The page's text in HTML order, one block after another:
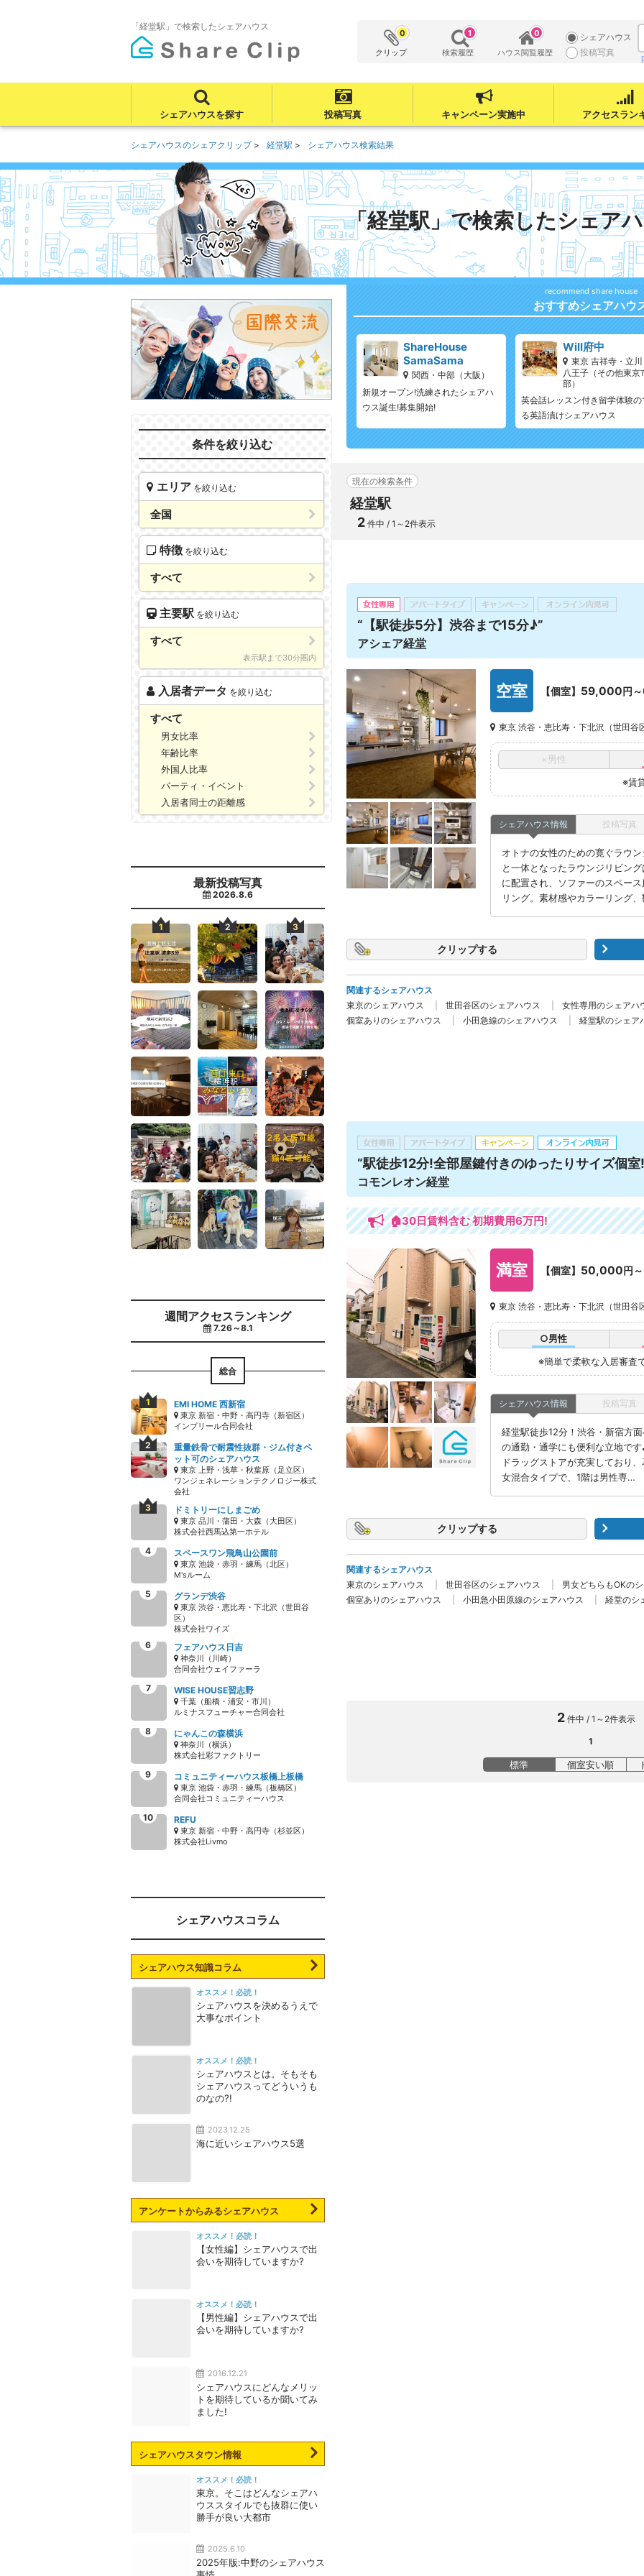
「経堂駅」で検索したシェアハウス
クリップ
0
検索履歴
1
ハウス閲覧履歴
0
シェアハウス
投稿写真
シェアハウスを探す 投稿写真 キャンペーン実施中 アクセスラン
シェアハウスのシェアクリップ 経堂駅 シェアハウス検索結果
「経堂駅」で検索したシェア
条件を絞り込む
エリア を絞り込む
全国
特徴 を絞り込む
すべて
主要駅 を絞り込む
すべて
表示駅まで30分圏内
入居者データ を絞り込む
すべて
男女比率
年齢比率
外国人比率
パーティ・イベント
入居者同士の距離感
最新投稿写真
2026.8.6
週間アクセスランキング
7.26～8.1
総合
EMI HOME 西新宿
東京 新宿・中野・高円寺（新宿区）
インプリール合同会社
重量鉄骨で耐震性抜群・ジム付きペ
ット可のシェアハウス
東京 上野・浅草・秋葉原（足立区）
ワンジェネレーションテクノロジー株式
会社
ドミトリーにしまごめ
東京 品川・蒲田・大森（大田区）
株式会社西馬込第一ホテル
スペースワン飛鳥山公園前
東京 池袋・赤羽・練馬（北区）
M'sルーム
グランデ渋谷
東京 渋谷・恵比寿・下北沢（世田谷
区）
株式会社ワイズ
フェアハウス日吉
神奈川（川崎）
合同会社ウェイファーラ
WISE HOUSE習志野
千葉（船橋・浦安・市川）
ルミナスフューチャー合同会社
にゃんこの森横浜
神奈川（横浜）
株式会社彩ファクトリー
コミュニティーハウス板橋上板橋
東京 池袋・赤羽・練馬（板橋区）
合同会社コミュニティーハウス
REFU
東京 新宿・中野・高円寺（杉並区）
株式会社Livmo
シェアハウスコラム
シェアハウス知識コラム
オススメ！必読！
シェアハウスを決めるうえで
大事なポイント
オススメ！必読！
シェアハウスとは。そもそも
シェアハウスってどういうも
のなの?!
2023.12.25
海に近いシェアハウス5選
アンケートからみるシェアハウス
オススメ！必読！
【女性編】シェアハウスで出
会いを期待していますか?
オススメ！必読！
【男性編】シェアハウスで出
会いを期待していますか?
2016.12.21
シェアハウスにどんなメリッ
トを期待しているか聞いてみ
ました!
シェアハウスタウン情報
オススメ！必読！
東京。そこはどんなシェアハ
ウススタイルでも抜群に使い
勝手が良い大都市
2025.6.10
2025年版:中野のシェアハウス
おすすめシェアハウ
ShareHouse
SamaSama
関西・中部（大阪）
新規オープン!洗練されたシェアハ
ウス誕生!募集開始!
Will府中
東京 吉祥寺・立川
八王子（その他東京
部）
英会話レッスン付き留学体験の
る英語漬けシェアハウス
現在の検索条件
経堂駅
2 件中 / 1～2件表示
“【駅徒歩5分】渋谷まで15分♪”
アシェア経堂
空室 【個室】 59,000円～
東京 渋谷・恵比寿・下北沢（世田谷
×男性
※賃
シェアハウス情報
オトナの女性のための寛ぐラウ
と一体となったラウンジリビン
に配置され、ソファーのスペー
リング。素材感やカラーリング
投稿写真
クリップ
関連するシェアハウス
東京のシェアハウス
世田谷区のシェアハウス 女性専用のシェアハ
個室ありのシェアハウス
小田急線のシェアハウス 経堂駅のシェア
“駅徒歩12分!全部屋鍵付きのゆったりサイズ個室
コモンレオン経堂
🏠30日賃料含む 初期費用6万円!
満室 【個室】 50,000円～
東京 渋谷・恵比寿・下北沢（世田谷
○男性
※簡単で柔軟な入居審査
シェアハウス情報
経堂駅徒歩12分！渋谷・新宿方
の通勤・通学にも便利な立地で
ドラッグストアが充実しており
女混合タイプで、1階は男性専…
投稿写真
クリップ
関連するシェアハウス
東京のシェアハウス
世田谷区のシェアハウス 男女どちらもOKの
個室ありのシェアハウス
小田急小田原線のシェアハウス 経堂のシ
2 件中 / 1～2件表示
1
標準 個室安い順